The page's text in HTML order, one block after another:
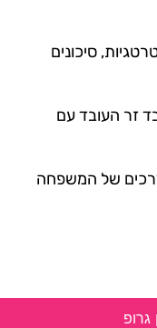
סיכונים
זר העובד עם
של המשפחה
גרופ